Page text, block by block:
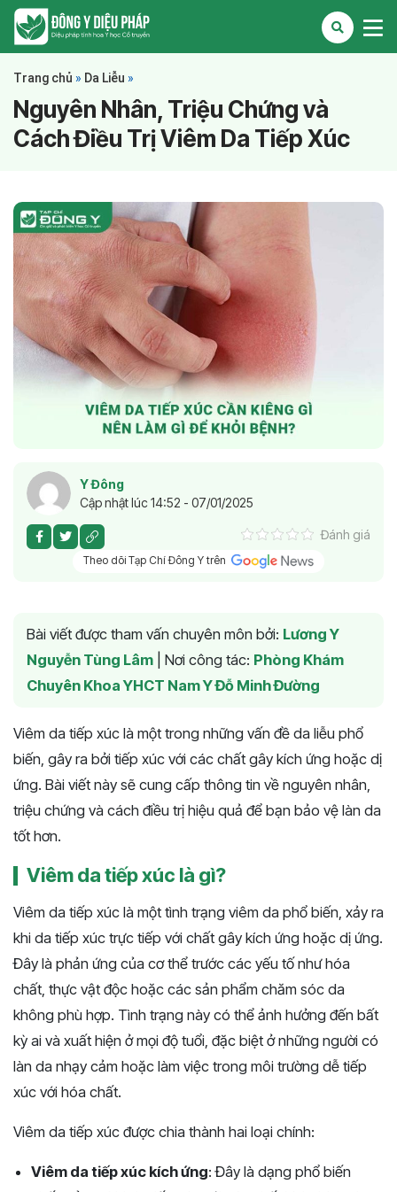
Trang chủ » Da Liễu »
Nguyên Nhân, Triệu Chứng và
Cách Điều Trị Viêm Da Tiếp Xúc
Y Đông
Cập nhật lúc 14:52 - 07/01/2025
Đánh giá
Theo dõi Tạp Chí Đông Y trên
Bài viết được tham vấn chuyên môn bởi: Lương Y
Nguyễn Tùng Lâm
Nơi công tác: Phòng Khám
Chuyên Khoa YHCT Nam Y Đỗ Minh Đường
Viêm da tiếp xúc là một trong những vấn đề da liễu phổ
biến, gây ra bởi tiếp xúc với các chất gây kích ứng hoặc dị
ứng. Bài viết này sẽ cung cấp thông tin về nguyên nhân,
triệu chứng và cách điều trị hiệu quả để bạn bảo vệ làn da
tốt hơn​​.
Viêm da tiếp xúc là gì?
Viêm da tiếp xúc là một tình trạng viêm da phổ biến, xảy ra
khi da tiếp xúc trực tiếp với chất gây kích ứng hoặc dị ứng.
Đây là phản ứng của cơ thể trước các yếu tố như hóa
chất, thực vật độc hoặc các sản phẩm chăm sóc da
không phù hợp. Tình trạng này có thể ảnh hưởng đến bất
kỳ ai và xuất hiện ở mọi độ tuổi, đặc biệt ở những người có
làn da nhạy cảm hoặc làm việc trong môi trường dễ tiếp
xúc với hóa chất.
Viêm da tiếp xúc được chia thành hai loại chính:
Viêm da tiếp xúc kích ứng: Đây là dạng phổ biến